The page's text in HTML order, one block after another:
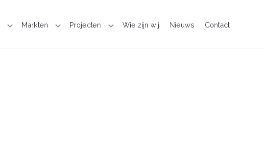
Markten Projecten Wie zijn wij Nieuws Contact